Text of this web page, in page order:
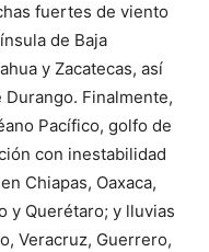
fuertes de viento
de Baja
y Zacatecas, así
Finalmente,
Pacífico, golfo de
con inestabilidad
Chiapas, Oaxaca,
y Querétaro; y lluvias
Veracruz, Guerrero,